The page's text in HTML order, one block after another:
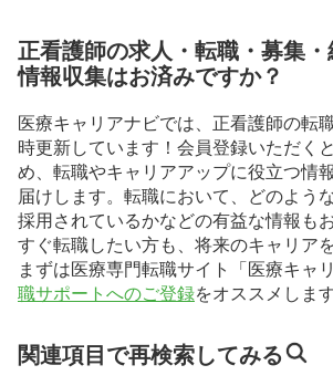
正看護師の求人・転職・募集
情報収集はお済みですか？
医療キャリアナビでは、正看護師の転
時更新しています！会員登録いただく
め、転職やキャリアアップに役立つ情
届けします。転職において、どのよう
採用されているかなどの有益な情報も
すぐ転職したい方も、将来のキャリア
まずは医療専門転職サイト「医療キャ
職サポートへのご登録をオススメしま
関連項目で再検索してみる